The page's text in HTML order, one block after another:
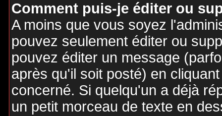
Comment puis-je éditer ou
A moins que vous soyez
pouvez seulement éditer ou
pouvez éditer un message
après qu'il soit posté) en
concerné. Si quelqu'un a déjà
un petit morceau de texte en